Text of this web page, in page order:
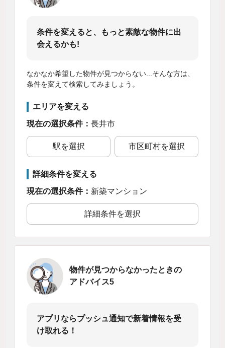
条件を変えると、もっと素敵な物件に出
会えるかも!
なかなか希望した物件が見つからない...そんな方は、
条件を変えて検索してみましょう。
エリアを変える
現在の選択条件： 長井市
駅を選択 市区町村を選択
詳細条件を変える
現在の選択条件： 新築マンション
詳細条件を選択
物件が見つからなかったときの
アドバイス5
アプリならプッシュ通知で新着情報を受
け取れる！